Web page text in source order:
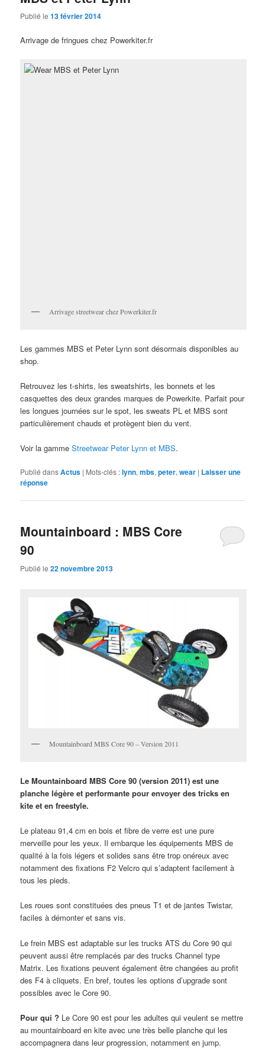
Publié le13 février 2014
Arrivage de fringues chez Powerkiter.fr
Arrivage streetwear chez Powerkiter.fr
Les gammes MBS et Peter Lynn sont désormais disponibles au
shop.
Retrouvez les t-shirts, les sweatshirts, les bonnets et les
casquettes des deux grandes marques de Powerkite. Parfait pour
les longues journées sur le spot, les sweats PL et MBS sont
particulièrement chauds et protègent bien du vent.
Voir la gammeStreetwear Peter Lynn et MBS.
Publié dansActus | Mots-clés :lynn,mbs,peter,wear | Laisser une
réponse
Mountainboard : MBS Core
90
Publié le22 novembre 2013
Mountainboard MBS Core 90 – Version 2011
Le Mountainboard MBS Core 90 (version 2011) est une
planche légère et performante pour envoyer des tricks en
kite et en freestyle.
Le plateau 91,4 cm en bois et fibre de verre est une pure
merveille pour les yeux. Il embarque les équipements MBS de
qualité à la fois légers et solides sans être trop onéreux avec
notamment des fixations F2 Velcro qui s’adaptent facilement à
tous les pieds.
Les roues sont constituées des pneus T1 et de jantes Twistar,
faciles à démonter et sans vis.
Le frein MBS est adaptable sur les trucks ATS du Core 90 qui
peuvent aussi être remplacés par des trucks Channel type
Matrix. Les fixations peuvent également être changées au profit
des F4 à cliquets. En bref, toutes les options d’upgrade sont
possibles avec le Core 90.
Pour qui ? Le Core 90 est pour les adultes qui veulent se mettre
au mountainboard en kite avec une très belle planche qui les
accompagnera dans leur progression, notamment en jump.